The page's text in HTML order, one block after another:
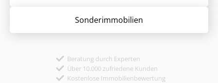
Sonder­immobilien
Beratung durch Experten
Über 10.000 zufriedene Kunden
Kostenlose Immobilienbewertung